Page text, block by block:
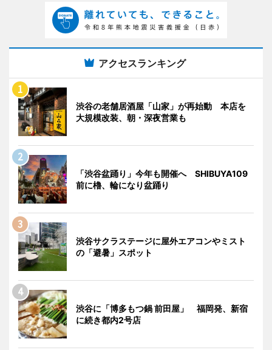
アクセスランキング
渋谷の老舗居酒屋「山家」が再始動 本店を
大規模改装、朝・深夜営業も
「渋谷盆踊り」今年も開催へ SHIBUYA109
前に櫓、輪になり盆踊り
渋谷サクラステージに屋外エアコンやミスト
の「避暑」スポット
渋谷に「博多もつ鍋 前田屋」 福岡発、新宿
に続き都内2号店